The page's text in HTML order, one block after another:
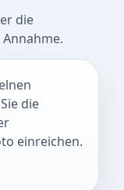
die
die
einreichen.